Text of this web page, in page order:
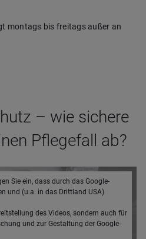
montags bis freitags außer an
– wie sichere
Pflegefall ab?
Sie ein, dass durch das Google-
und (u.a. in das Drittland USA)
des Videos, sondern auch für
und zur Gestaltung der Google-